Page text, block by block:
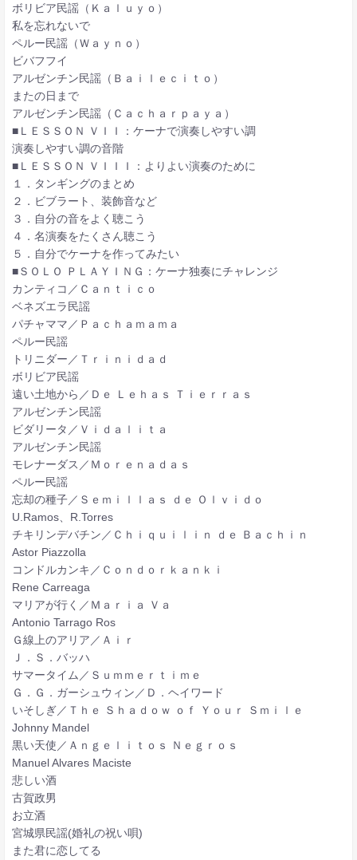
ボリビア民謡（Ｋａｌｕｙｏ）
私を忘れないで
ペルー民謡（Ｗａｙｎｏ）
ビバフフイ
アルゼンチン民謡（Ｂａｉｌｅｃｉｔｏ）
またの日まで
アルゼンチン民謡（Ｃａｃｈａｒｐａｙａ）
■ＬＥＳＳＯＮ ＶＩＩ：ケーナで演奏しやすい調
演奏しやすい調の音階
■ＬＥＳＳＯＮ ＶＩＩＩ：よりよい演奏のために
１．タンギングのまとめ
２．ビブラート、装飾音など
３．自分の音をよく聴こう
４．名演奏をたくさん聴こう
５．自分でケーナを作ってみたい
■ＳＯＬＯ ＰＬＡＹＩＮＧ：ケーナ独奏にチャレンジ
カンティコ／Ｃａｎｔｉｃｏ
ベネズエラ民謡
パチャママ／Ｐａｃｈａｍａｍａ
ペルー民謡
トリニダー／Ｔｒｉｎｉｄａｄ
ボリビア民謡
遠い土地から／Ｄｅ Ｌｅｈａｓ Ｔｉｅｒｒａｓ
アルゼンチン民謡
ビダリータ／Ｖｉｄａｌｉｔａ
アルゼンチン民謡
モレナーダス／Ｍｏｒｅｎａｄａｓ
ペルー民謡
忘却の種子／Ｓｅｍｉｌｌａｓ ｄｅ Ｏｌｖｉｄｏ
U.Ramos、R.Torres
チキリンデバチン／Ｃｈｉｑｕｉｌｉｎ ｄｅ Ｂａｃｈｉｎ
Astor Piazzolla
コンドルカンキ／Ｃｏｎｄｏｒｋａｎｋｉ
Rene Carreaga
マリアが行く／Ｍａｒｉａ Ｖａ
Antonio Tarrago Ros
Ｇ線上のアリア／Ａｉｒ
Ｊ．Ｓ．バッハ
サマータイム／Ｓｕｍｍｅｒｔｉｍｅ
Ｇ．Ｇ．ガーシュウィン／Ｄ．ヘイワード
いそしぎ／Ｔｈｅ Ｓｈａｄｏｗ ｏｆ Ｙｏｕｒ Ｓｍｉｌｅ
Johnny Mandel
黒い天使／Ａｎｇｅｌｉｔｏｓ Ｎｅｇｒｏｓ
Manuel Alvares Maciste
悲しい酒
古賀政男
お立酒
宮城県民謡(婚礼の祝い唄)
また君に恋してる